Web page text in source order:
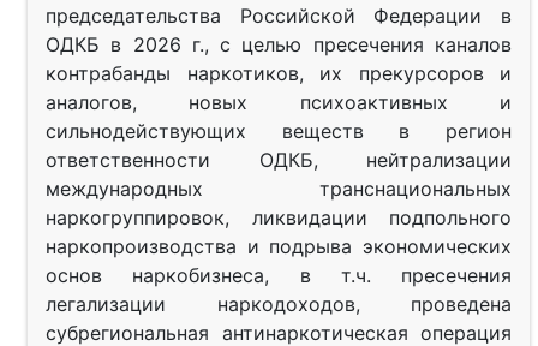
председательства Российской Федерации в
ОДКБ в 2026 г., с целью пресечения каналов
контрабанды наркотиков, их прекурсоров и
аналогов, новых психоактивных и
сильнодействующих веществ в регион
ответственности ОДКБ, нейтрализации
международных транснациональных
наркогруппировок, ликвидации подпольного
наркопроизводства и подрыва экономических
основ наркобизнеса, в т.ч. пресечения
легализации наркодоходов, проведена
субрегиональная антинаркотическая операция